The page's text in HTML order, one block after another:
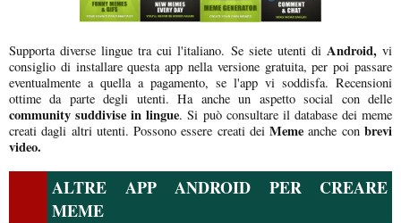
Supporta diverse lingue tra cui l'italiano. Se siete utenti di Android,vi
consiglio di installare questa app nella versione gratuita, per poi passare
eventualmente a quella a pagamento, se l'app vi soddisfa. Recensioni
ottime da parte degli utenti. Ha anche un aspetto social con delle
community suddivise in lingue. Si può consultare il database dei meme
creati dagli altri utenti. Possono essere creati deiMeme anche conbrevi
video.
ALTRE APP ANDROID PER CREARE
MEME